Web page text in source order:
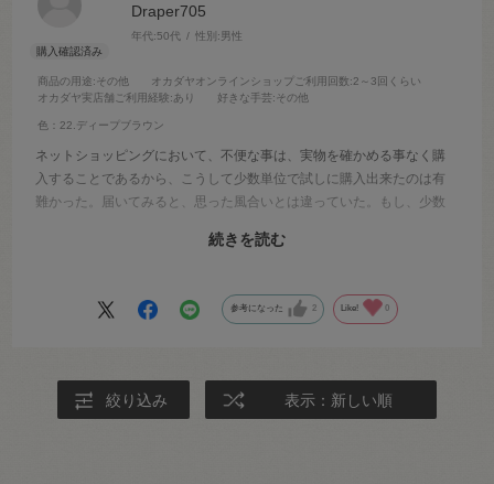
Draper705
年代:50代 性別:男性
商品の用途:その他 オカダヤオンラインショップご利用回数:2～3回くらい
オカダヤ実店舗ご利用経験:あり 好きな手芸:その他
色：22.ディープブラウン
ネットショッピングにおいて、不便な事は、実物を確かめる事なく購
入することであるから、こうして少数単位で試しに購入出来たのは有
難かった。届いてみると、思った風合いとは違っていた。もし、少数
違ったので洋服になることもなく、永久に仕舞われたままになってい
続きを読む
参考になった 2 Like! 0
絞り込み 表示：新しい順